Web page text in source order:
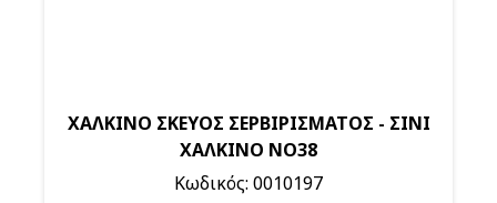
ΧΑΛΚΙΝΟ ΣΚΕΥΟΣ ΣΕΡΒΙΡΙΣΜΑΤΟΣ - ΣΙΝΙ
ΧΑΛΚΙΝΟ ΝΟ38
Κωδικός: 0010197